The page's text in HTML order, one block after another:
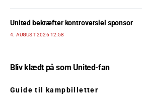
United bekræfter kontroversiel sponsor
4. AUGUST 2026 12:58
Bliv klædt på som United-fan
Guide til kampbilletter